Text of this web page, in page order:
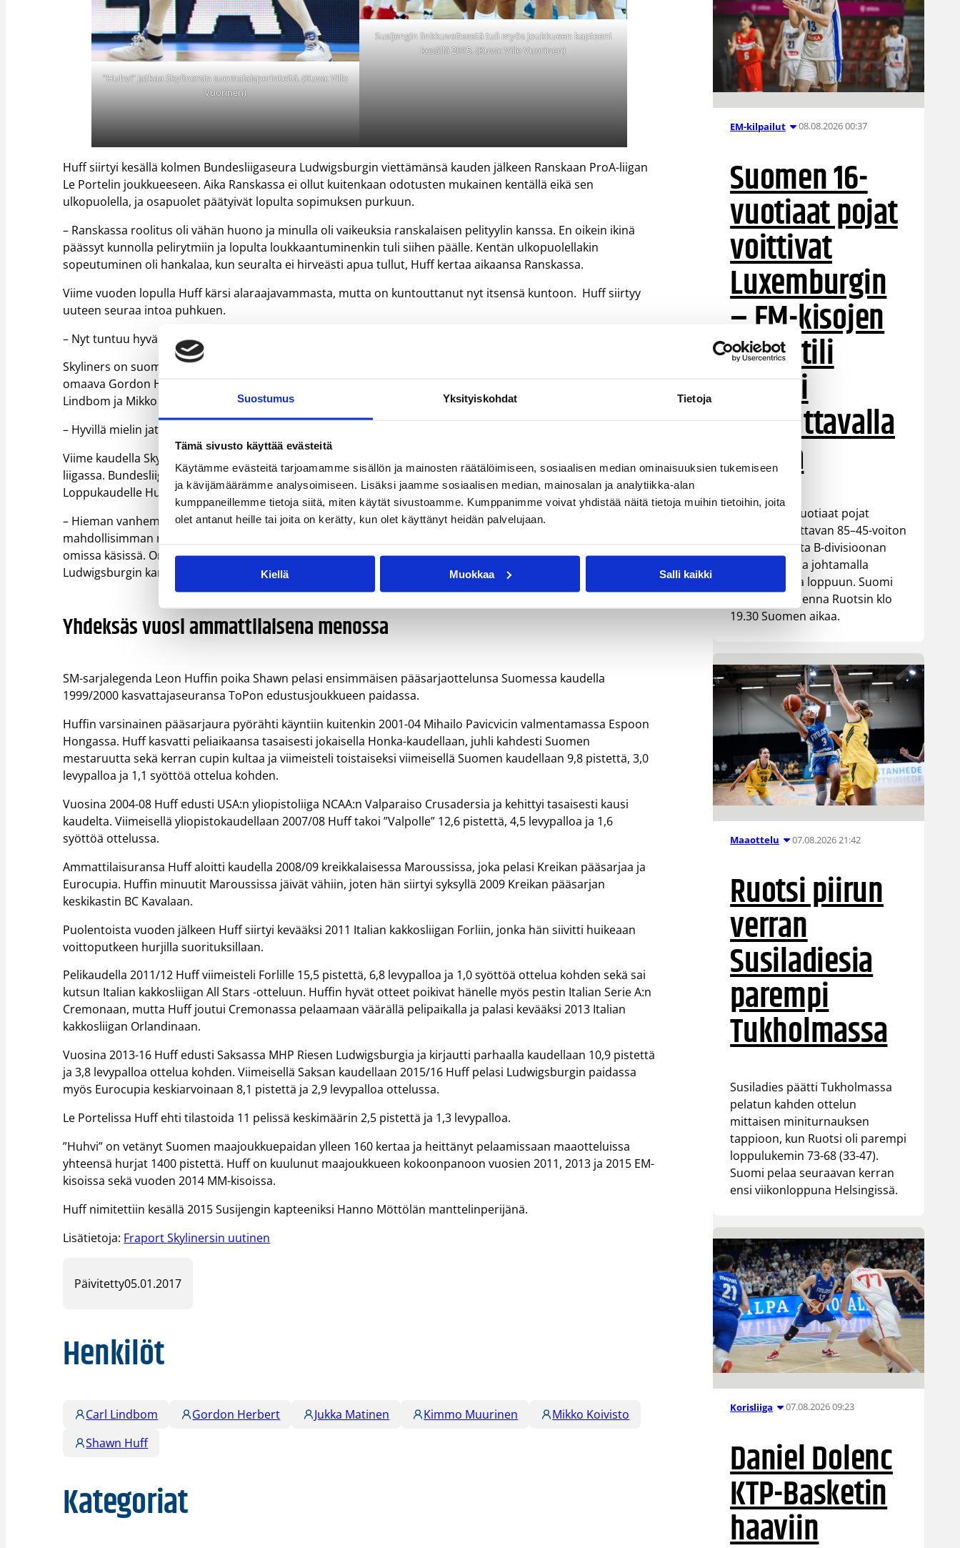
Suostumus Yksityiskohdat Tietoja
Tämä sivusto käyttää evästeitä
Käytämme evästeitä tarjoamamme sisällön ja mainosten räätälöimiseen, sosiaalisen median ominaisuuksien tukemiseen
ja kävijämäärämme analysoimiseen. Lisäksi jaamme sosiaalisen median, mainosalan ja analytiikka-alan
kumppaneillemme tietoja siitä, miten käytät sivustoamme. Kumppanimme voivat yhdistää näitä tietoja muihin tietoihin, joita
olet antanut heille tai joita on kerätty, kun olet käyttänyt heidän palvelujaan.
Kiellä Muokkaa Salli kaikki
”Huhvi” jatkaa Skylinersin suomalaisperinteitä. (Kuva: Ville
Vuorinen)
Susijengin linkkuveitsestä tuli myös joukkueen kapteeni
kesällä 2015. (Kuva: Ville Vuorinen)
Huff siirtyi kesällä kolmen Bundesliigaseura Ludwigsburgin viettämänsä kauden jälkeen Ranskaan ProA-liigan
Le Portelin joukkueeseen. Aika Ranskassa ei ollut kuitenkaan odotusten mukainen kentällä eikä sen
ulkopuolella, ja osapuolet päätyivät lopulta sopimuksen purkuun.
– Ranskassa roolitus oli vähän huono ja minulla oli vaikeuksia ranskalaisen pelityylin kanssa. En oikein ikinä
päässyt kunnolla pelirytmiin ja lopulta loukkaantuminenkin tuli siihen päälle. Kentän ulkopuolellakin
sopeutuminen oli hankalaa, kun seuralta ei hirveästi apua tullut, Huff kertaa aikaansa Ranskassa.
Viime vuoden lopulla Huff kärsi alaraajavammasta, mutta on kuntouttanut nyt itsensä kuntoon. Huff siirtyy
uuteen seuraa intoa puhkuen.
– Nyt tuntuu hyvältä päästä taas treenaamaan ja pelaamaan, kun sain itseni kuntoon ja terveeksi.
Skyliners on suomalaisille tuttu joukkue vuosien varrelta. Joukkuetta valmentaa Suomen kansalaisuuden
omaava Gordon Herbert ja seurassa ovat aiemmin pelanneet myös Jukka Matinen, Kimmo Muurinen, Carl
Lindbom ja Mikko Koivisto.
– Hyvillä mielin jatkan täällä suomalaisperinnettä. On hieno olla osana sitä jatkumoa.
Viime kaudella Skyliners voitti FIBA Europe Cupin ja taistelee tällä hetkellä tiukasti jatkopaikasta Mestarien
liigassa. Bundesliigassa se eteni viime kaudella välieriin ja on tällä hetkellä sarjassa kymmenentenä.
Loppukaudelle Huffilla on selvät tavoitteet.
– Hieman vanhempana pelaajana tuon ryhmään kokemusta ja yritän auttaa joukkuetta voittamaan
mahdollisimman monta ottelua, jotta pääsisimme pudotuspeleihin. Mestarien liigassa jatkopaikka on vielä
omissa käsissä. On hienoa asia päästä pelaamaan pari kertaa viikossa. Siihen rytmiin tottui jo viime vuonna,
Ludwigsburgin kanssa Eurocupia pelannut Huff iloitsee.
Yhdeksäs vuosi ammattilaisena menossa
SM-sarjalegenda Leon Huffin poika Shawn pelasi ensimmäisen pääsarjaottelunsa Suomessa kaudella
1999/2000 kasvattajaseuransa ToPon edustusjoukkueen paidassa.
Huffin varsinainen pääsarjaura pyörähti käyntiin kuitenkin 2001-04 Mihailo Pavicvicin valmentamassa Espoon
Hongassa. Huff kasvatti peliaikaansa tasaisesti jokaisella Honka-kaudellaan, juhli kahdesti Suomen
mestaruutta sekä kerran cupin kultaa ja viimeisteli toistaiseksi viimeisellä Suomen kaudellaan 9,8 pistettä, 3,0
levypalloa ja 1,1 syöttöä ottelua kohden.
Vuosina 2004-08 Huff edusti USA:n yliopistoliiga NCAA:n Valparaiso Crusadersia ja kehittyi tasaisesti kausi
kaudelta. Viimeisellä yliopistokaudellaan 2007/08 Huff takoi ”Valpolle” 12,6 pistettä, 4,5 levypalloa ja 1,6
syöttöä ottelussa.
Ammattilaisuransa Huff aloitti kaudella 2008/09 kreikkalaisessa Maroussissa, joka pelasi Kreikan pääsarjaa ja
Eurocupia. Huffin minuutit Maroussissa jäivät vähiin, joten hän siirtyi syksyllä 2009 Kreikan pääsarjan
keskikastin BC Kavalaan.
Puolentoista vuoden jälkeen Huff siirtyi kevääksi 2011 Italian kakkosliigan Forliin, jonka hän siivitti huikeaan
voittoputkeen hurjilla suorituksillaan.
Pelikaudella 2011/12 Huff viimeisteli Forlille 15,5 pistettä, 6,8 levypalloa ja 1,0 syöttöä ottelua kohden sekä sai
kutsun Italian kakkosliigan All Stars -otteluun. Huffin hyvät otteet poikivat hänelle myös pestin Italian Serie A:n
Cremonaan, mutta Huff joutui Cremonassa pelaamaan väärällä pelipaikalla ja palasi kevääksi 2013 Italian
kakkosliigan Orlandinaan.
Vuosina 2013-16 Huff edusti Saksassa MHP Riesen Ludwigsburgia ja kirjautti parhaalla kaudellaan 10,9 pistettä
ja 3,8 levypalloa ottelua kohden. Viimeisellä Saksan kaudellaan 2015/16 Huff pelasi Ludwigsburgin paidassa
myös Eurocupia keskiarvoinaan 8,1 pistettä ja 2,9 levypalloa ottelussa.
Le Portelissa Huff ehti tilastoida 11 pelissä keskimäärin 2,5 pistettä ja 1,3 levypalloa.
”Huhvi” on vetänyt Suomen maajoukkuepaidan ylleen 160 kertaa ja heittänyt pelaamissaan maaotteluissa
yhteensä hurjat 1400 pistettä. Huff on kuulunut maajoukkueen kokoonpanoon vuosien 2011, 2013 ja 2015 EM-
kisoissa sekä vuoden 2014 MM-kisoissa.
Huff nimitettiin kesällä 2015 Susijengin kapteeniksi Hanno Möttölän manttelinperijänä.
Lisätietoja: Fraport Skylinersin uutinen
Päivitetty05.01.2017
Henkilöt
Carl Lindbom Gordon Herbert Jukka Matinen Kimmo Muurinen
Mikko Koivisto
Shawn Huff
Kategoriat
EM-kilpailut 08.08.2026 00:37
Suomen 16-
vuotiaat pojat
voittivat
Luxemburgin
– EM-kisojen
voittotili
aukesi
vakuuttavalla
pelillä
Suomen 16-vuotiaat pojat
ottivat vakuuttavan 85–45-voiton
Luxemburgista B-divisioonan
EM-kilpailuissa johtamalla
ottelua alusta loppuun. Suomi
kohtaa huomenna Ruotsin klo
19.30 Suomen aikaa.
Maaottelu 07.08.2026 21:42
Ruotsi piirun
verran
Susiladiesia
parempi
Tukholmassa
Susiladies päätti Tukholmassa
pelatun kahden ottelun
mittaisen miniturnauksen
tappioon, kun Ruotsi oli parempi
loppulukemin 73-68 (33-47).
Suomi pelaa seuraavan kerran
ensi viikonloppuna Helsingissä.
Korisliiga 07.08.2026 09:23
Daniel Dolenc
KTP-Basketin
haaviin